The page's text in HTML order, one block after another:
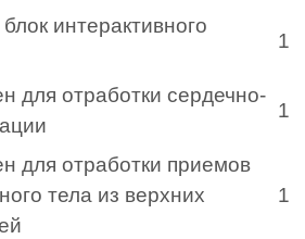
интерактивного
1
для отработки сердечно-
1
для отработки приемов
тела из верхних
1